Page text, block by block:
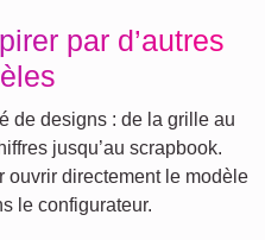
par d’autres
de designs : de la grille au
jusqu’au scrapbook.
ouvrir directement le modèle
le configurateur.